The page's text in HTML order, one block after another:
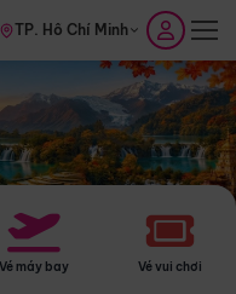
TP. Hồ Chí Minh
Vé máy bay Vé vui chơi